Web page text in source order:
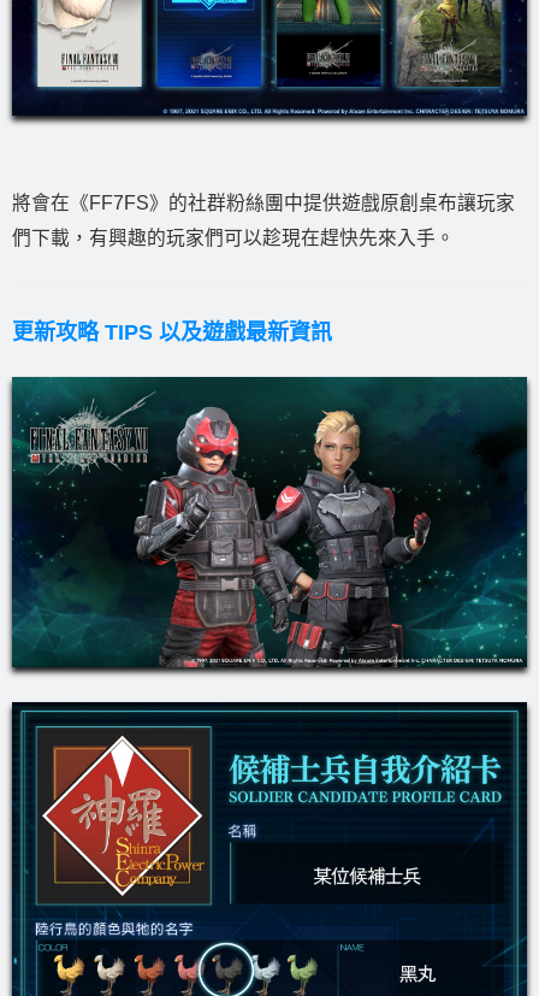
將會在《FF7FS》的社群粉絲團中提供遊戲原創桌布讓玩家
們下載，有興趣的玩家們可以趁現在趕快先來入手。
更新攻略 TIPS 以及遊戲最新資訊